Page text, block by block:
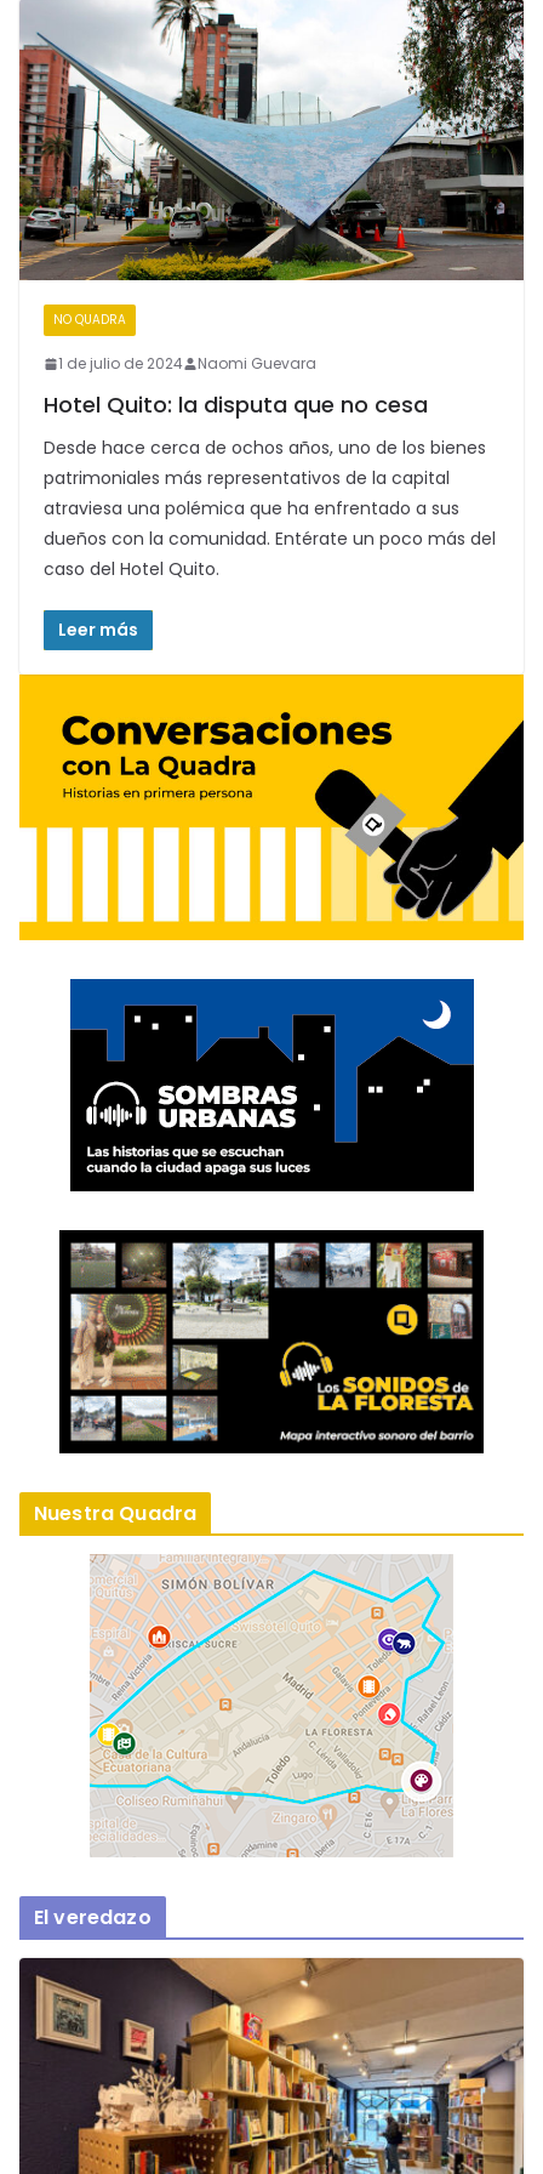
NO QUADRA
1 de julio de 2024 Naomi Guevara
Hotel Quito: la disputa que no cesa
Desde hace cerca de ochos años, uno de los bienes
patrimoniales más representativos de la capital
atraviesa una polémica que ha enfrentado a sus
dueños con la comunidad. Entérate un poco más del
caso del Hotel Quito.
Leer más
Nuestra Quadra
El veredazo